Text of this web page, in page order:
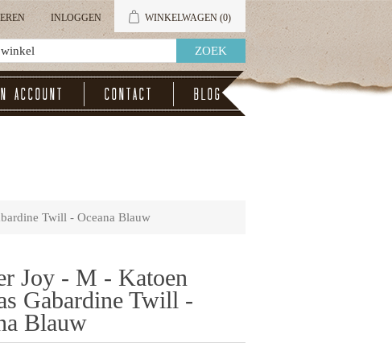
INLOGGEN WINKELWAGEN (0)
account Contact Blog
Twill - Oceana Blauw
Joy - M - Katoen
Gabardine Twill -
Blauw